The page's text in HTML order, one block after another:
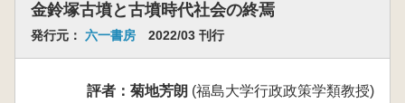
金鈴塚古墳と古墳時代社会の終焉
発行元： 六一書房 2022/03 刊行
評者：菊地芳朗 (福島大学行政政策学類教授)